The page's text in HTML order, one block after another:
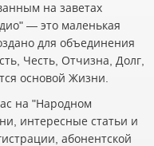
на заветах
— это маленькая
для объединения
Честь, Отчизна, Долг,
основой Жизни.
на "Народном
интересные статьи и
абонентской